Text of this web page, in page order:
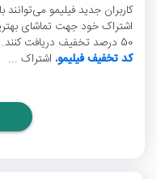
کاربران جدید فیلیمو
اشتراک خود جهت تماشای
50 درصد تخفیف دریافت کنند. مشترکین جدید می‌توانند با استفاده از این
کد تخفیف فیلیمو، اشتراک ...